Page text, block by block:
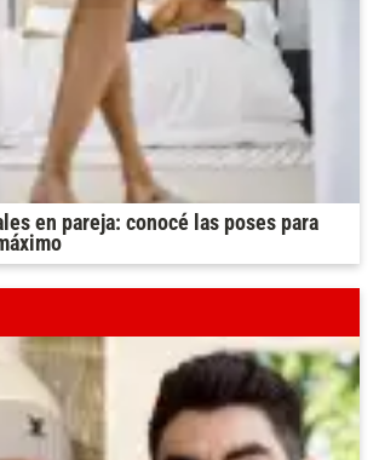
en pareja: conocé las poses para